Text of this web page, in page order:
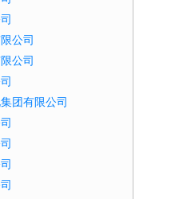
公司
公司
团有限公司